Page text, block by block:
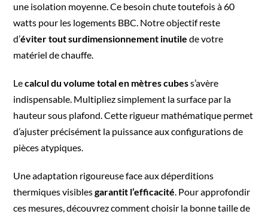
une isolation moyenne. Ce besoin chute toutefois à 60
watts pour les logements BBC. Notre objectif reste
d’éviter tout surdimensionnement inutile de votre
matériel de chauffe.
Lecalcul du volume total en mètres cubess’avère
indispensable. Multipliez simplement la surface par la
hauteur sous plafond. Cette rigueur mathématique permet
d’ajuster précisément la puissance aux configurations de
pièces atypiques.
Une adaptation rigoureuse face aux déperditions
thermiques visiblesgarantit l’efficacité. Pour approfondir
ces mesures, découvrezcomment choisir la bonne taille de